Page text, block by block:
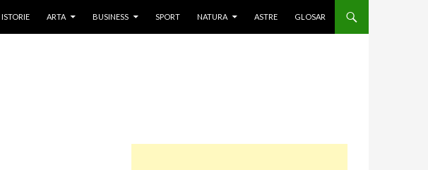
ISTORIE ARTA BUSINESS SPORT NATURA ASTRE GLOSAR